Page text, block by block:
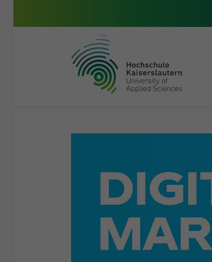
University of Applied
You are here: